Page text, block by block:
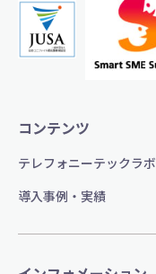
コンテンツ
テレフォニーテックラボ
導入事例・実績